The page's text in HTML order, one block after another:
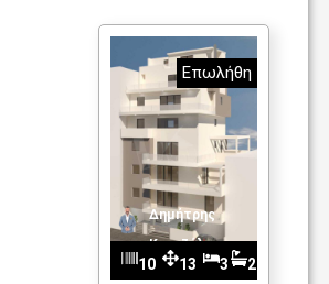
Επωλήθη
Δημήτρης
Καντζέλης
10
13
3 2